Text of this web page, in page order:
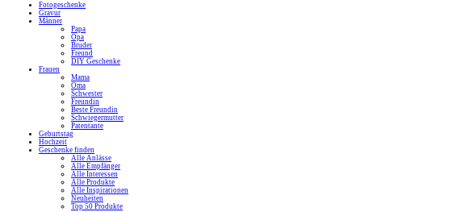
Fotogeschenke
Gravur
Männer
Papa
Opa
Bruder
Freund
DIY Geschenke
Frauen
Mama
Oma
Schwester
Freundin
Beste Freundin
Schwiegermutter
Patentante
Geburtstag
Hochzeit
Geschenke finden
Alle Anlässe
Alle Empfänger
Alle Interessen
Alle Produkte
Alle Inspirationen
Neuheiten
Top 50 Produkte